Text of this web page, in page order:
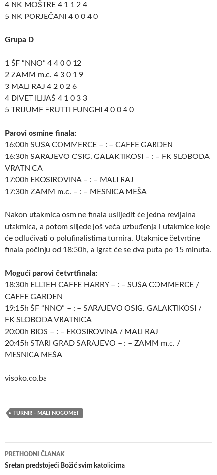
4 NK MOŠTRE 4 1 1 2 4
5 NK PORJEČANI 4 0 0 4 0
Grupa D
1 ŠF “NNO” 4 4 0 0 12
2 ZAMM m.c. 4 3 0 1 9
3 MALI RAJ 4 2 0 2 6
4 DIVET ILIJAŠ 4 1 0 3 3
5 TRIJUMF FRUTTI FUNGHI 4 0 0 4 0
Parovi osmine finala:
16:00h SUŠA COMMERCE – : – CAFFE GARDEN
16:30h SARAJEVO OSIG. GALAKTIKOSI – : – FK SLOBODA
VRATNICA
17:00h EKOSIROVINA – : – MALI RAJ
17:30h ZAMM m.c. – : – MESNICA MEŠA
Nakon utakmica osmine finala uslijedit će jedna revijalna
utakmica, a potom slijede još veća uzbuđenja i utakmice koje
će odlučivati o polufinalistima turnira. Utakmice četvrtine
finala počinju od 18:30h, a igrat će se dva puta po 15 minuta.
Mogući parovi četvrtfinala:
18:30h ELLTEH CAFFE HARRY – : – SUŠA COMMERCE /
CAFFE GARDEN
19:15h ŠF “NNO” – : – SARAJEVO OSIG. GALAKTIKOSI /
FK SLOBODA VRATNICA
20:00h BIOS – : – EKOSIROVINA / MALI RAJ
20:45h STARI GRAD SARAJEVO – : – ZAMM m.c. /
MESNICA MEŠA
visoko.co.ba
TURNIR - MALI NOGOMET
Navigacija
članaka
PRETHODNI ČLANAK
Sretan predstojeći Božić svim katolicima